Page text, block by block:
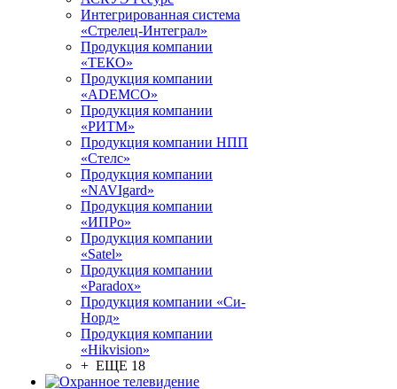
Интегрированная система
«Стрелец-Интеграл»
Продукция компании
«ТЕКО»
Продукция компании
«ADEMCO»
Продукция компании
«РИТМ»
Продукция компании НПП
«Стелс»
Продукция компании
«NAVIgard»
Продукция компании
«ИПРо»
Продукция компании
«Satel»
Продукция компании
«Paradox»
Продукция компании «Си-
Норд»
Продукция компании
«Hikvision»
+ ЕЩЕ 18